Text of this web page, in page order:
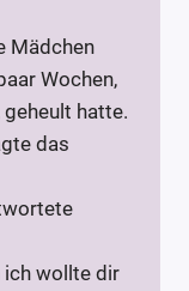
Mädchen
Wochen,
hatte.
das
ich wollte dir